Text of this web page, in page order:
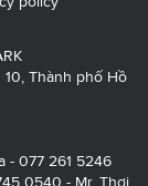
10, Thành phố Hồ
- 077 261 5246
0540 - Mr. Thơi